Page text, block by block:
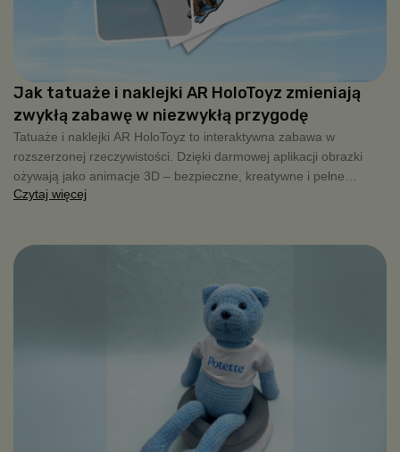
Jak tatuaże i naklejki AR HoloToyz zmieniają
zwykłą zabawę w niezwykłą przygodę
Tatuaże i naklejki AR HoloToyz to interaktywna zabawa w
rozszerzonej rzeczywistości. Dzięki darmowej aplikacji obrazki
ożywają jako animacje 3D – bezpieczne, kreatywne i pełne
radości dla dzieci.
Czytaj więcej